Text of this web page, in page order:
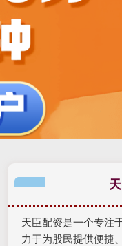
天臣配资是一个专注
力于为股民提供便捷